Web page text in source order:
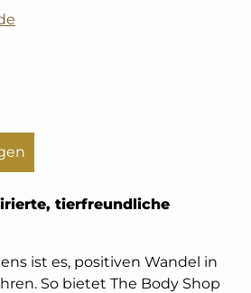
tierfreundliche
ist es, positiven Wandel in
So bietet The Body Shop